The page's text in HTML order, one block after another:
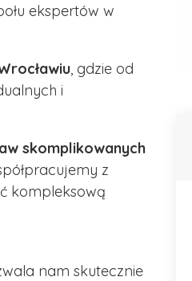
ekspertów w
, gdzie od
i
skomplikowanych
z
kompleksową
nam skutecznie